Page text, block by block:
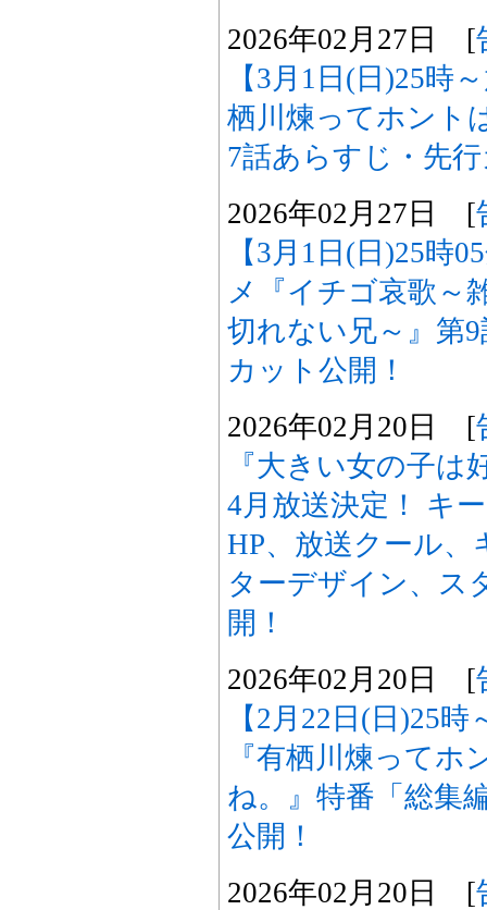
2026年02月27日 [
【3月1日(日)25時
栖川煉ってホント
7話あらすじ・先
2026年02月27日 [
【3月1日(日)25時
メ『イチゴ哀歌～
切れない兄～』第
カット公開！
2026年02月20日 [
『大きい女の子は
4月放送決定！ キ
HP、放送クール
ターデザイン、ス
開！
2026年02月20日 [
【2月22日(日)25
『有栖川煉ってホ
ね。』特番「総集
公開！
2026年02月20日 [